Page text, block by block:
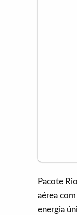
Pacote
aérea
energia